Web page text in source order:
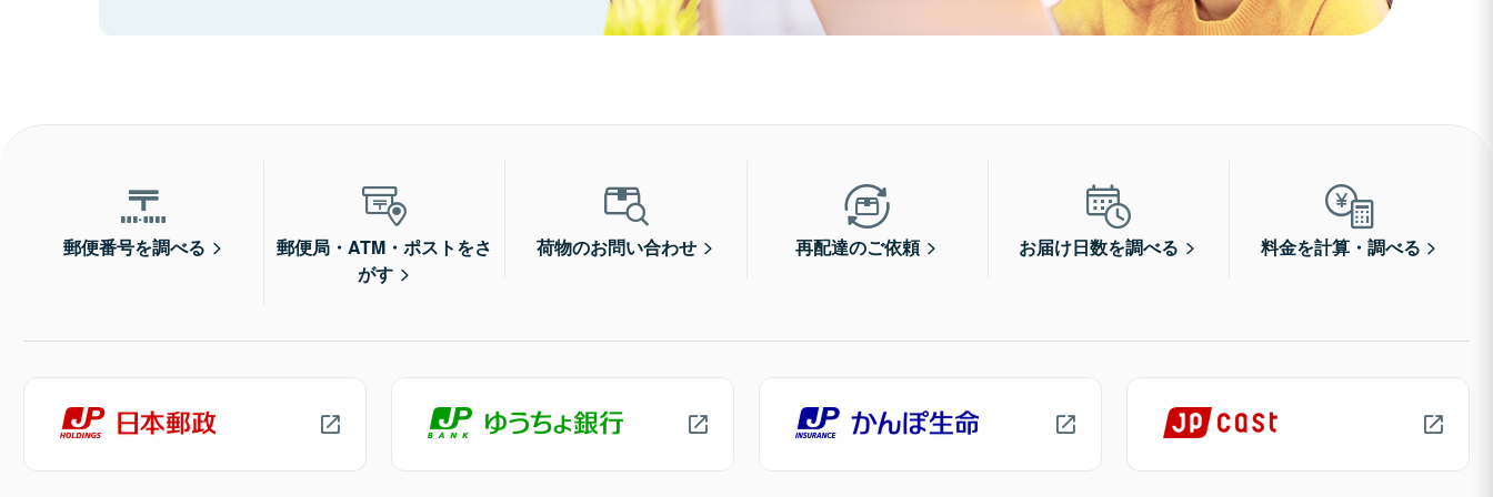
郵便番号を調べる
郵便局・ATM・ポストをさ
がす
荷物のお問い合わせ 再配達のご依頼 お届け日数を調べる 料金を計算・調べる